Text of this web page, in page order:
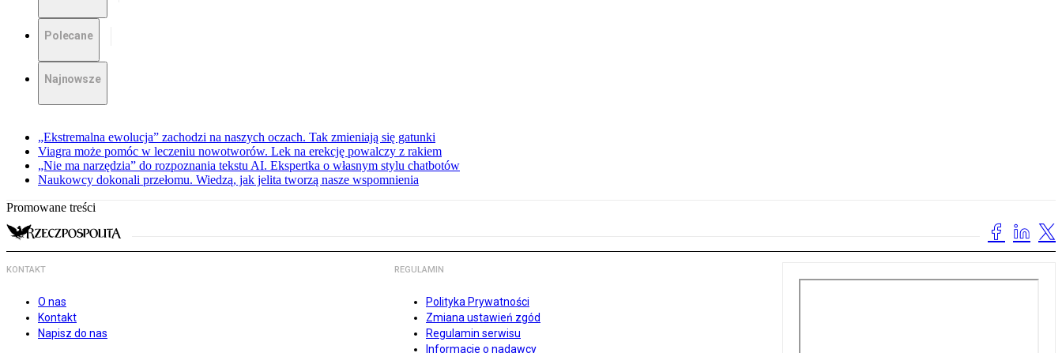
Polecane
Najnowsze
„Ekstremalna ewolucja” zachodzi na naszych oczach. Tak zmieniają się gatunki
Viagra może pomóc w leczeniu nowotworów. Lek na erekcję powalczy z rakiem
„Nie ma narzędzia” do rozpoznania tekstu AI. Ekspertka o własnym stylu chatbotów
Naukowcy dokonali przełomu. Wiedzą, jak jelita tworzą nasze wspomnienia
Promowane treści
KONTAKT
O nas
Kontakt
Napisz do nas
REGULAMIN
Polityka Prywatności
Zmiana ustawień zgód
Regulamin serwisu
Informacje o nadawcy